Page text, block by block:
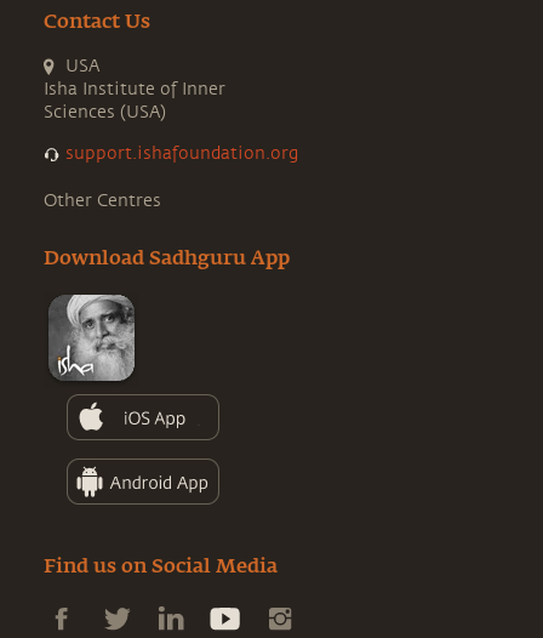
Contact Us
USA
Isha Institute of Inner
Sciences (USA)
support.ishafoundation.org
Other Centres
Download Sadhguru App
Find us on Social Media